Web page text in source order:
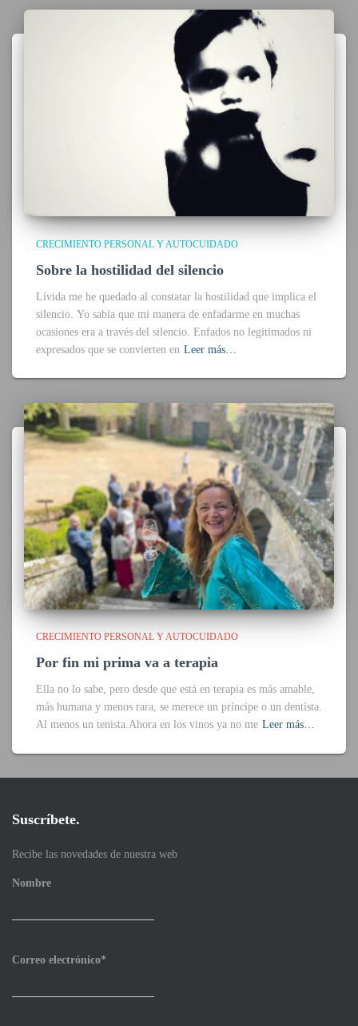
CRECIMIENTO PERSONAL Y AUTOCUIDADO
Sobre la hostilidad del silencio
Lívida me he quedado al constatar la hostilidad que implica el
silencio. Yo sabía que mi manera de enfadarme en muchas
ocasiones era a través del silencio. Enfados no legitimados ni
expresados que se convierten en Leer más…
CRECIMIENTO PERSONAL Y AUTOCUIDADO
Por fin mi prima va a terapia
Ella no lo sabe, pero desde que está en terapia es más amable,
más humana y menos rara, se merece un príncipe o un dentista.
Al menos un tenista.Ahora en los vinos ya no me Leer más…
Suscríbete.
Recibe las novedades de nuestra web
Nombre
Correo electrónico*